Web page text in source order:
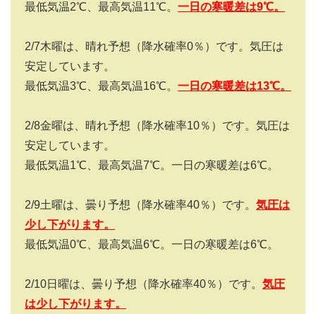
最低気温2℃、最高気温11℃。 一日の寒暖差は9℃。
2/7木曜は、晴れ予想（降水確率0％）です。気圧は
安定しています。
最低気温3℃、最高気温16℃。 一日の寒暖差は13℃。
2/8金曜は、晴れ予想（降水確率10％）です。気圧は
安定しています。
最低気温1℃、最高気温7℃。一日の寒暖差は6℃。
2/9土曜は、曇り予想（降水確率40％）です。 気圧は
少し下がります。
最低気温0℃、最高気温6℃。一日の寒暖差は6℃。
2/10日曜は、曇り予想（降水確率40％）です。 気圧
は少し下がります。